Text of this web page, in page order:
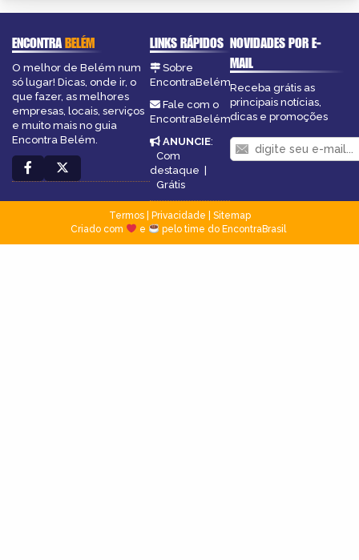
ENCONTRABELÉM
O melhor de Belém num
só lugar! Dicas, onde ir, o
que fazer, as melhores
empresas, locais, serviços
e muito mais no guia
Encontra Belém.
LINKS RÁPIDOS
Sobre
EncontraBelém
Fale com o
EncontraBelém
ANUNCIE:
Com
destaque
Grátis
NOVIDADES POR E-
MAIL
Receba grátis as
principais notícias,
dicas e promoções
Termos| Privacidade
Sitemap
Criado com
e pelo time do EncontraBrasil